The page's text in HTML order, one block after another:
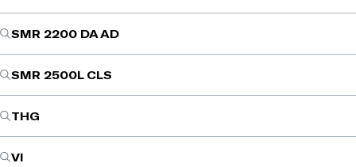
SMR 2200 DA AD
SMR 2500L CLS
THG
VI